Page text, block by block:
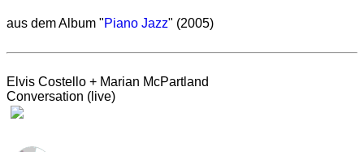
aus dem Album "Piano Jazz" (2005)
Elvis Costello + Marian McPartland
Conversation (live)